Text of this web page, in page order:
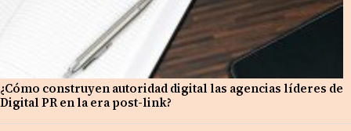
¿Cómo construyen autoridad digital las agencias líderes de
Digital PR en la era post-link?